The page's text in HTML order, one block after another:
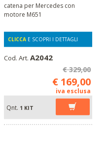
catena per Mercedes con
motore M651
CLICCA E SCOPRI I DETTAGLI
Cod. Art. A2042
€ 329,00
€ 169,00
iva esclusa
Qnt. 1 KIT